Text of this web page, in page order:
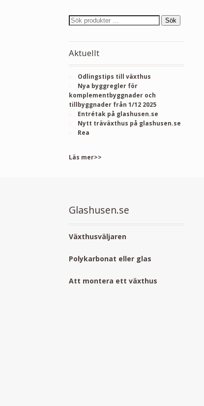
Sök
Aktuellt
Odlingstips till växthus
Nya byggregler för
komplementbyggnader och
tillbyggnader från 1/12 2025
Entrétak på glashusen.se
Nytt träväxthus på glashusen.se
Rea
Läs mer>>
Glashusen.se
Växthusväljaren
Polykarbonat eller glas
Att montera ett växthus